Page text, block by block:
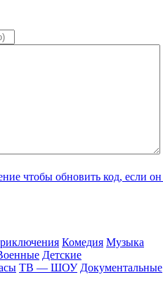
Ко­ме­дия Му­зы­ка
Дет­ские
ТВ — ШОУ До­ку­мен­таль­ные